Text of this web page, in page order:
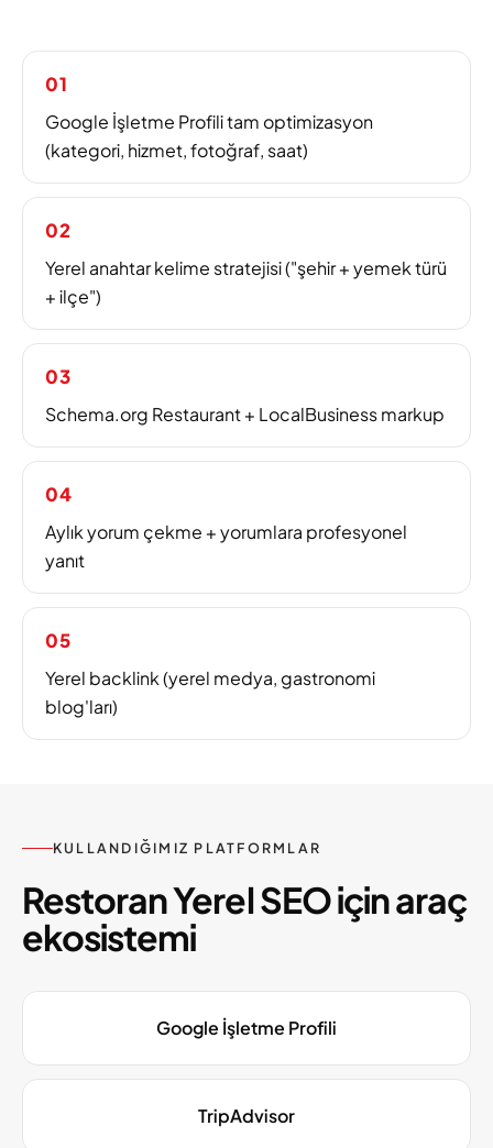
01
Google İşletme Profili tam optimizasyon
(kategori, hizmet, fotoğraf, saat)
02
Yerel anahtar kelime stratejisi ("şehir + yemek türü
+ ilçe")
03
Schema.org Restaurant + LocalBusiness markup
04
Aylık yorum çekme + yorumlara profesyonel
yanıt
05
Yerel backlink (yerel medya, gastronomi
blog'ları)
KULLANDIĞIMIZ PLATFORMLAR
Restoran Yerel SEO için araç
ekosistemi
Google İşletme Profili
TripAdvisor